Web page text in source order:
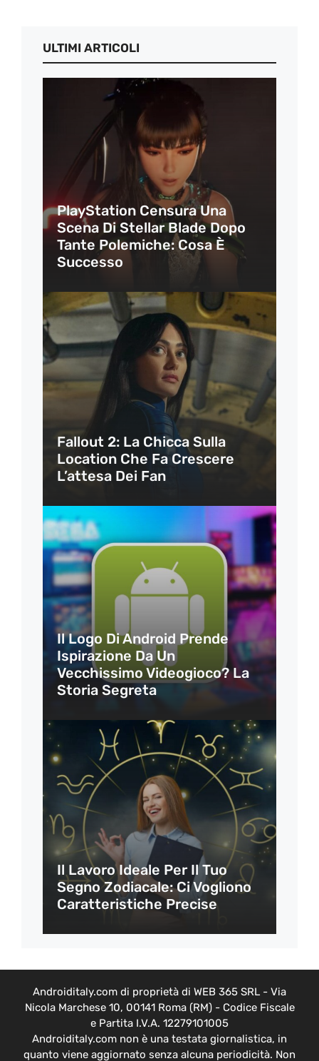
ULTIMI ARTICOLI
PlayStation Censura Una
Scena Di Stellar Blade Dopo
Tante Polemiche: Cosa È
Successo
Fallout 2: La Chicca Sulla
Location Che Fa Crescere
L’attesa Dei Fan
Il Logo Di Android Prende
Ispirazione Da Un
Vecchissimo Videogioco? La
Storia Segreta
Il Lavoro Ideale Per Il Tuo
Segno Zodiacale: Ci Vogliono
Caratteristiche Precise
Androiditaly.com di proprietà di WEB 365 SRL - Via
Nicola Marchese 10, 00141 Roma (RM) - Codice Fiscale
e Partita I.V.A. 12279101005
Androiditaly.com non è una testata giornalistica, in
quanto viene aggiornato senza alcuna periodicità. Non